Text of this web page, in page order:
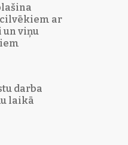
ar
un viņu
darba
laikā